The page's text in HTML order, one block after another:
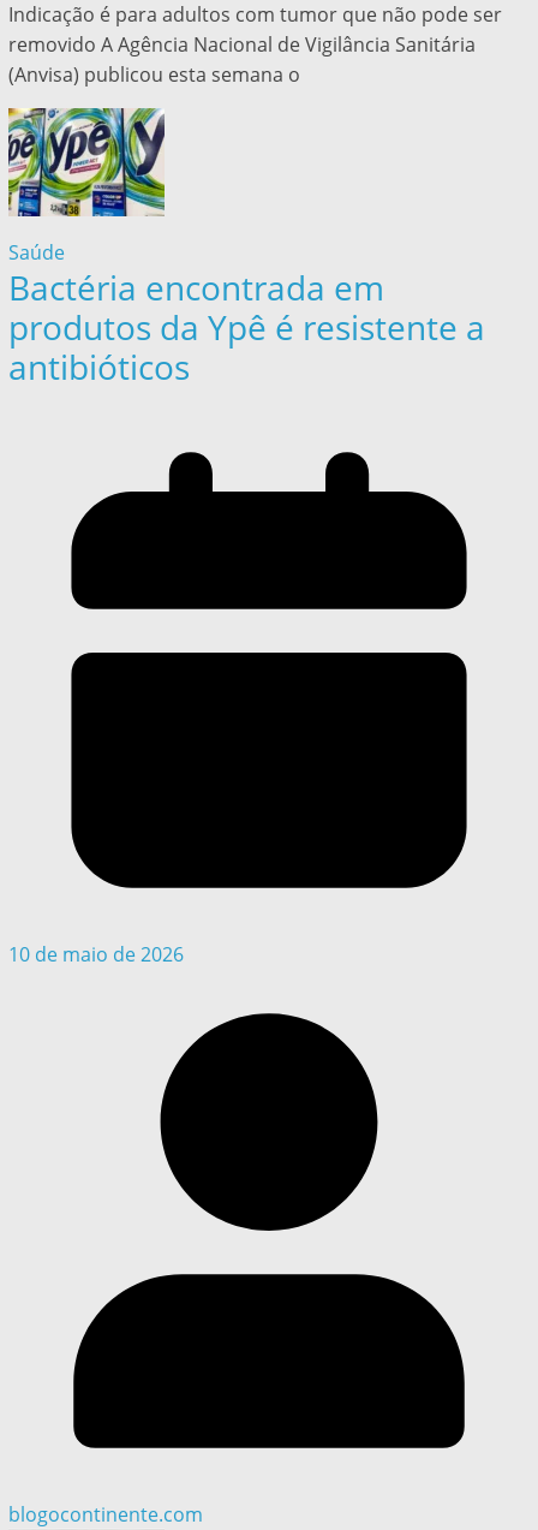
Indicação é para adultos com tumor que não pode ser
removido A Agência Nacional de Vigilância Sanitária
(Anvisa) publicou esta semana o
Saúde
Bactéria encontrada em
produtos da Ypê é resistente a
antibióticos
10 de maio de 2026
blogocontinente.com